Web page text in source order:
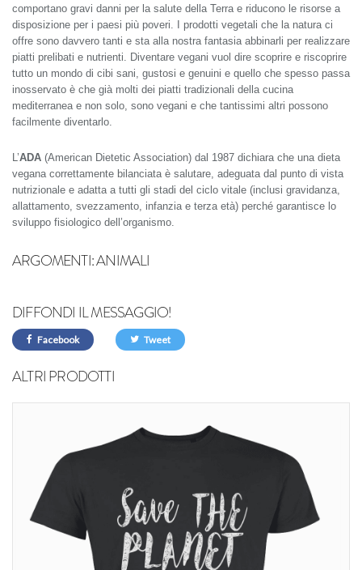
comportano gravi danni per la salute della Terra e riducono le risorse a
disposizione per i paesi più poveri. I prodotti vegetali che la natura ci
offre sono davvero tanti e sta alla nostra fantasia abbinarli per realizzare
piatti prelibati e nutrienti. Diventare vegani vuol dire scoprire e riscoprire
tutto un mondo di cibi sani, gustosi e genuini e quello che spesso passa
inosservato è che già molti dei piatti tradizionali della cucina
mediterranea e non solo, sono vegani e che tantissimi altri possono
facilmente diventarlo.
L’ADA (American Dietetic Association) dal 1987 dichiara che una dieta
vegana correttamente bilanciata è salutare, adeguata dal punto di vista
nutrizionale e adatta a tutti gli stadi del ciclo vitale (inclusi gravidanza,
allattamento, svezzamento, infanzia e terza età) perché garantisce lo
sviluppo fisiologico dell’organismo.
ARGOMENTI:ANIMALI
DIFFONDI IL MESSAGGIO!
Facebook Tweet
ALTRI PRODOTTI